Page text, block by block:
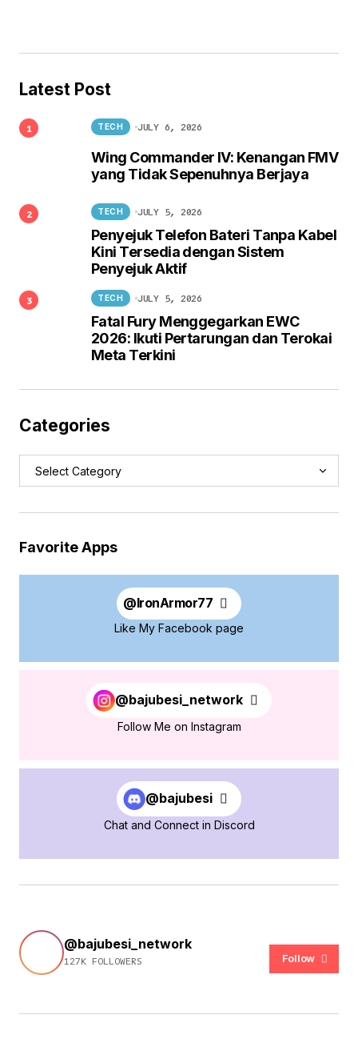
Latest Post
Wing Commander IV: Kenangan FMV
yang Tidak Sepenuhnya Berjaya
TECH JULY 6, 2026
Penyejuk Telefon Bateri Tanpa Kabel
Kini Tersedia dengan Sistem
Penyejuk Aktif
TECH JULY 5, 2026
Fatal Fury Menggegarkan EWC
2026: Ikuti Pertarungan dan Terokai
Meta Terkini
TECH JULY 5, 2026
Categories
Favorite Apps
@IronArmor77
Like My Facebook page
@bajubesi_network
Follow Me on Instagram
@bajubesi
Chat and Connect in Discord
@bajubesi_network
127K FOLLOWERS Follow